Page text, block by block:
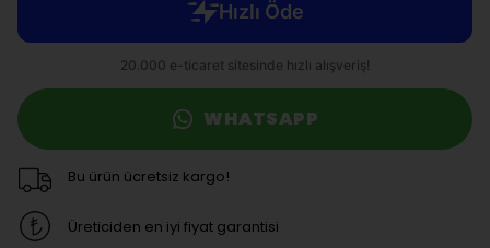
WHATSAPP
Bu ürün ücretsiz kargo!
Üreticiden en iyi fiyat garantisi